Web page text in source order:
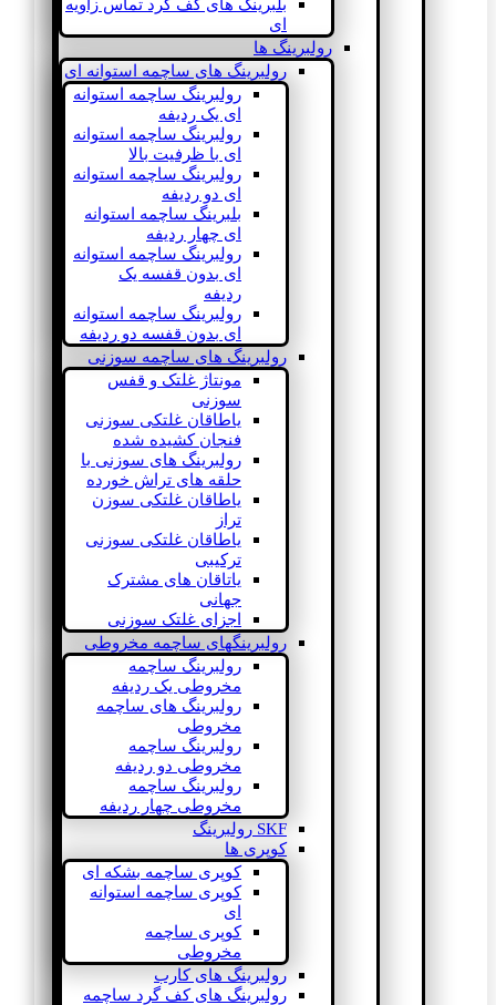
بلبرینگ های کف گرد تماس زاویه
ای
رولبرینگ ها
رولبرینگ های ساچمه استوانه ای
رولبرینگ ساچمه استوانه
ای یک ردیفه
رولبرینگ ساچمه استوانه
ای با ظرفیت بالا
رولبرینگ ساچمه استوانه
ای دو ردیفه
بلبرینگ ساچمه استوانه
ای چهار ردیفه
رولبرینگ ساچمه استوانه
ای بدون قفسه یک
ردیفه
رولبرینگ ساچمه استوانه
ای بدون قفسه دو ردیفه
رولبرینگ های ساچمه سوزنی
مونتاژ غلتک و قفس
سوزنی
یاطاقان غلتکی سوزنی
فنجان کشیده شده
رولبرینگ های سوزنی با
حلقه های تراش خورده
یاطاقان غلتکی سوزن
تراز
یاطاقان غلتکی سوزنی
ترکیبی
یاتاقان های مشترک
جهانی
اجزای غلتک سوزنی
رولبرینگهای ساچمه مخروطی
رولبرینگ ساچمه
مخروطی یک ردیفه
رولبرینگ های ساچمه
مخروطی
رولبرینگ ساچمه
مخروطی دو ردیفه
رولبرینگ ساچمه
مخروطی چهار ردیفه
SKF رولبرینگ
کوپری ها
کوپری ساچمه بشکه ای
کوپری ساچمه استوانه
ای
کوپری ساچمه
مخروطی
رولبرینگ های کارب
رولبرینگ های کف گرد ساچمه